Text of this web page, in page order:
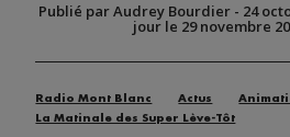
Publié par Audrey Bourdier - 24
jour le 29 novembre
Radio Mont Blanc Actus
La Matinale des Super Lève-Tôt